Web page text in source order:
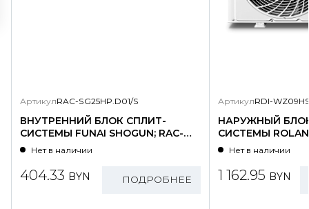
АртикулRAC-SG25HP.D01/S
ВНУТРЕННИЙ БЛОК СПЛИТ-
СИСТЕМЫ FUNAI SHOGUN; RAC-
SG25HP.D01/S
Нет в наличии
404.33 BYN ПОДРОБНЕЕ
АртикулRDI-
НАРУЖНЫЙ
СИСТЕМЫ
WZ09HSS/N1-
Нет в наличии
1 162.95 BYN